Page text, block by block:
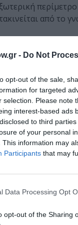
- Do Not
opt-out of the sale,
for targeted
selection. Please note
interest-based ads
to third
of your personal
This information may
Participants that may
Data Processing Opt
opt-out of the Sharing
από
ΔΕΣ 19
την ευκαιρία των
Γιώργος Λάνθιμος
Η εν εξελίξει
μια νέα
τοπίο που έχει
της δικής
του Γιώργου